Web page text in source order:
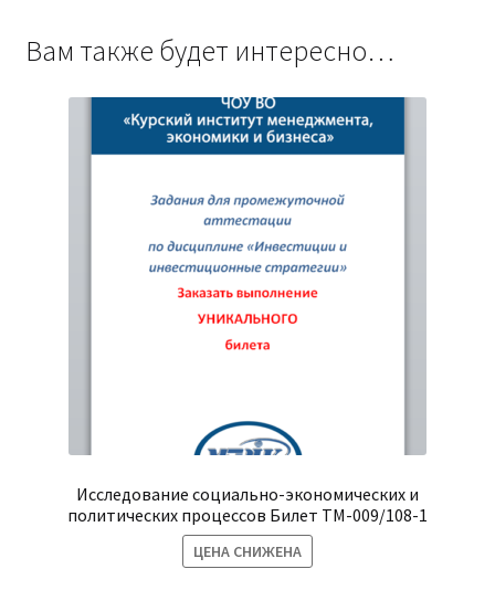
ТМ-009/108-
Вам также будет интересно…
Исследование социально-экономических и
политических процессов Билет ТМ-009/108-1
ЦЕНА СНИЖЕНА